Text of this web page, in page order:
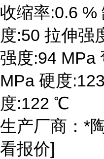
收缩率:0.6 %
度:50 拉伸强
强度:94 MPa
MPa 硬度
度:122 ℃
生产厂商：*
看报价]